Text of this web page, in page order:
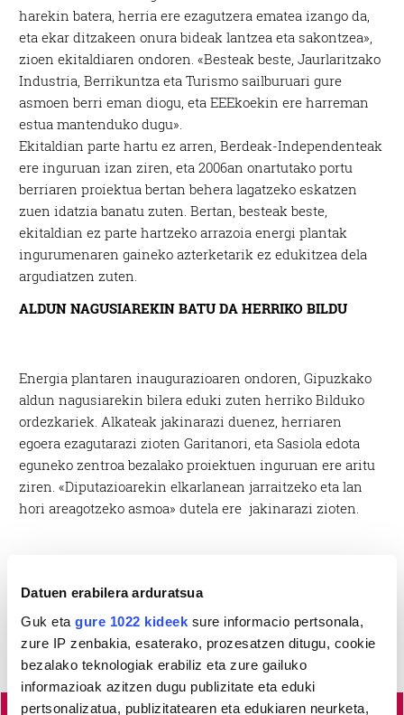
Datuen erabilera arduratsua
Guk eta gure 1022 kideek sure informacio pertsonala,
zure IP zenbakia, esaterako, prozesatzen ditugu, cookie
bezalako teknologiak erabiliz eta zure gailuko
informazioak azitzen dugu publizitate eta eduki
pertsonalizatua, publizitatearen eta edukiaren neurketa,
harekin batera, herria ere ezagutzera ematea izango da,
eta ekar ditzakeen onura bideak lantzea eta sakontzea»,
zioen ekitaldiaren ondoren. «Besteak beste, Jaurlaritzako
Industria, Berrikuntza eta Turismo sailburuari gure
asmoen berri eman diogu, eta EEEkoekin ere harreman
estua mantenduko dugu».
Ekitaldian parte hartu ez arren, Berdeak-Independenteak
ere inguruan izan ziren, eta 2006an onartutako portu
berriaren proiektua bertan behera lagatzeko eskatzen
zuen idatzia banatu zuten. Bertan, besteak beste,
ekitaldian ez parte hartzeko arrazoia energi plantak
ingurumenaren gaineko azterketarik ez edukitzea dela
argudiatzen zuten.
ALDUN NAGUSIAREKIN BATU DA HERRIKO BILDU
Energia plantaren inaugurazioaren ondoren, Gipuzkako
aldun nagusiarekin bilera eduki zuten herriko Bilduko
ordezkariek. Alkateak jakinarazi duenez, herriaren
egoera ezagutarazi zioten Garitanori, eta Sasiola edota
eguneko zentroa bezalako proiektuen inguruan ere aritu
ziren. «Diputazioarekin elkarlanean jarraitzeko eta lan
hori areagotzeko asmoa» dutela ere jakinarazi zioten.